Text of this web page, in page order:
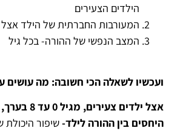
הילדים הצעירים
המעורבות החברתית של הילד אצל
המצב הנפשי של ההורה- בכל גיל
ועכשיו לשאלה הכי חשובה: מה עושים
אצל ילדים
היחסים בין ההורה לילד-שיפור